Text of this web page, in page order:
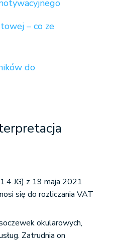
– co ze
do
z 19 maja 2021
się do rozliczania VAT
okularowych,
Zatrudnia on